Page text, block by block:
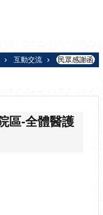
互動交流 民眾感謝函
區-全體醫護